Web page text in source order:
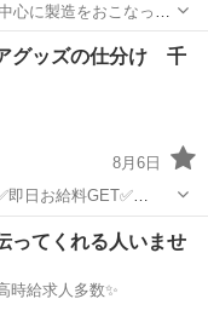
て作業が進められます
＞ ◆グッズの仕分け 千
8月6日
よね！ ...
ってくれる人いませ
不要！高時給求人多数✨